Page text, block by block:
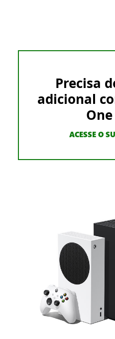
Precisa
adicional
One
ACESSE O